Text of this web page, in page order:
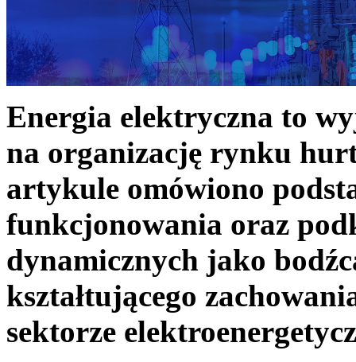
Energia elektryczna to
na organizację rynku
artykule omówiono
funkcjonowania oraz
dynamicznych jako
kształtującego
sektorze